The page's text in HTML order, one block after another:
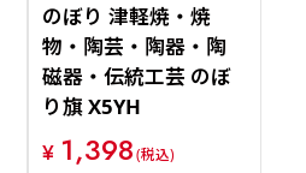
のぼり 津軽焼・焼
物・陶芸・陶器・陶
磁器・伝統工芸 のぼ
り旗 X5YH
¥ 1,398(税込)